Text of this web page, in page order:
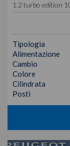
1.2 turbo edition
Tipologia
Alimentazione
Cambio
Colore
Cilindrata
Posti